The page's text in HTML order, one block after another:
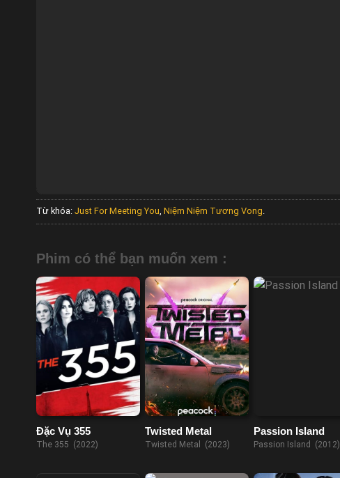
Từ khóa: Just For Meeting You Niệm Niệm Tương Vong
Phim có thể bạn muốn xem :
Đặc Vụ 355
The 355 (2022)
Twisted Metal
Twisted Metal (2023)
Passion Island
Passion Island (2012)